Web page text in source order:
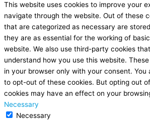
This website uses cookies to improve your
navigate through the website. Out of these
that are categorized as necessary are
they are as essential for the working of
website. We also use third-party cookies
understand how you use this website.
in your browser only with your consent. You
to opt-out of these cookies. But opting out
cookies may have an effect on your
Necessary
Necessary